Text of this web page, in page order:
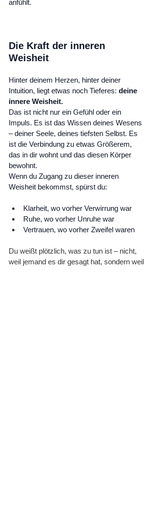
anfühlt.
Die Kraft der inneren
Weisheit
Hinter deinem Herzen, hinter deiner
Intuition, liegt etwas noch Tieferes: deine
innere Weisheit.
Das ist nicht nur ein Gefühl oder ein
Impuls. Es ist das Wissen deines Wesens
– deiner Seele, deines tiefsten Selbst. Es
ist die Verbindung zu etwas Größerem,
das in dir wohnt und das diesen Körper
bewohnt.
Wenn du Zugang zu dieser inneren
Weisheit bekommst, spürst du:
Klarheit, wo vorher Verwirrung war
Ruhe, wo vorher Unruhe war
Vertrauen, wo vorher Zweifel waren
Du weißt plötzlich, was zu tun ist – nicht,
weil jemand es dir gesagt hat, sondern weil